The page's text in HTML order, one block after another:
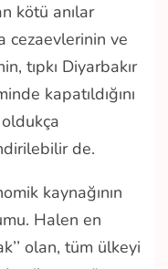
kötü anılar
cezaevlerinin ve
tıpkı Diyarbakır
kapatıldığını
oldukça
de.
kaynağının
Halen en
olan, tüm ülkeyi